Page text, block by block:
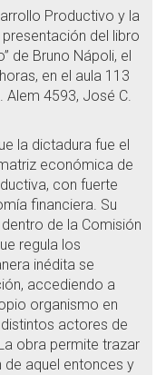
Productivo y la
presentación del libro
de Bruno Nápoli, el
en el aula 113
Alem 4593, José C.
la dictadura fue el
económica de
con fuerte
financiera. Su
de la Comisión
regula los
inédita se
accediendo a
organismo en
actores de
obra permite trazar
de aquel entonces y